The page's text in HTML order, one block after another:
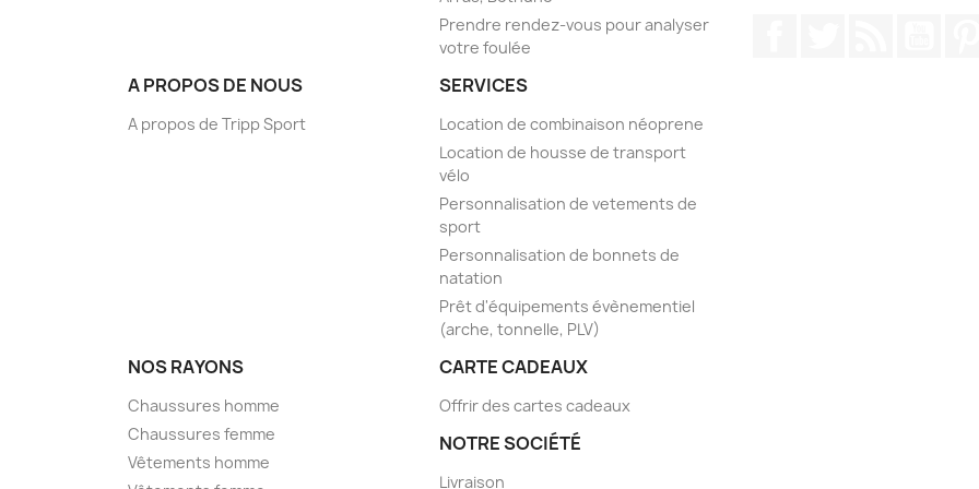
Prendre rendez-vous pour analyser
votre foulée
A PROPOS DE NOUS
A propos de Tripp Sport
SERVICES
Location de combinaison néoprene
Location de housse de transport
vélo
Personnalisation de vetements de
sport
Personnalisation de bonnets de
natation
Prêt d'équipements évènementiel
(arche, tonnelle, PLV)
NOS RAYONS
Chaussures homme
Chaussures femme
Vêtements homme
CARTE CADEAUX
Offrir des cartes cadeaux
NOTRE SOCIÉTÉ
Livraison